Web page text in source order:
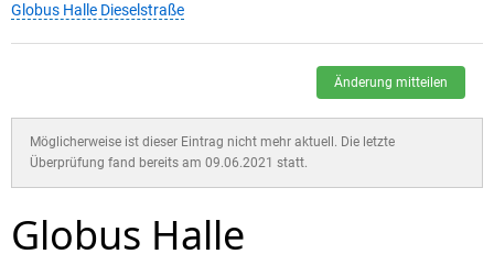
Globus Halle Dieselstraße
Änderung mitteilen
Möglicherweise ist dieser Eintrag nicht mehr aktuell. Die letzte
Überprüfung fand bereits am 09.06.2021 statt.
Globus Halle